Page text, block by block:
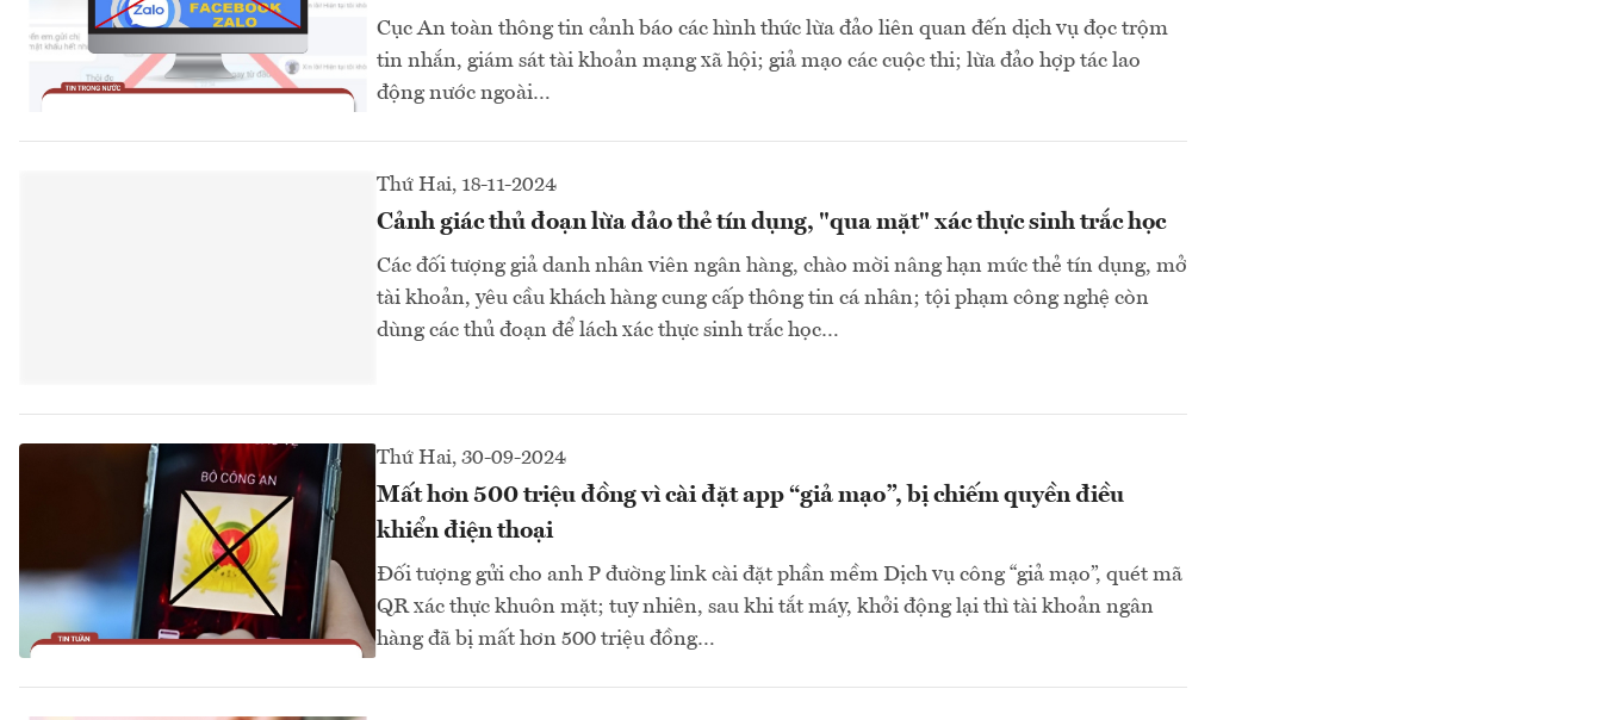
Cục An toàn thông tin cảnh báo các hình thức lừa đảo liên quan đến dịch vụ đọc trộm
tin nhắn, giám sát tài khoản mạng xã hội; giả mạo các cuộc thi; lừa đảo hợp tác lao
động nước ngoài…
Thứ Hai, 18-11-2024
Cảnh giác thủ đoạn lừa đảo thẻ tín dụng, "qua mặt" xác thực sinh trắc học
Các đối tượng giả danh nhân viên ngân hàng, chào mời nâng hạn mức thẻ tín dụng, mở
tài khoản, yêu cầu khách hàng cung cấp thông tin cá nhân; tội phạm công nghệ còn
dùng các thủ đoạn để lách xác thực sinh trắc học…
Thứ Hai, 30-09-2024
Mất hơn 500 triệu đồng vì cài đặt app “giả mạo”, bị chiếm quyền điều
khiển điện thoại
Đối tượng gửi cho anh P đường link cài đặt phần mềm Dịch vụ công “giả mạo”, quét mã
QR xác thực khuôn mặt; tuy nhiên, sau khi tắt máy, khởi động lại thì tài khoản ngân
hàng đã bị mất hơn 500 triệu đồng…